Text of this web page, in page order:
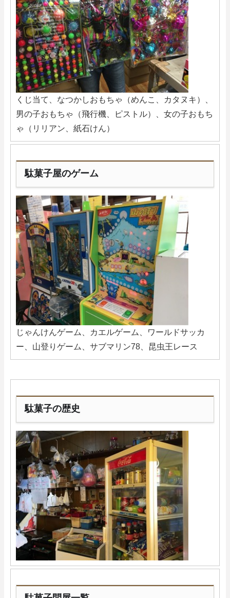
くじ当て、なつかしおもちゃ（めんこ、カタヌキ）、
男の子おもちゃ（飛行機、ピストル）、女の子おもち
ゃ（リリアン、紙石けん）
駄菓子屋のゲーム
じゃんけんゲーム、カエルゲーム、ワールドサッカ
ー、山登りゲーム、サブマリン78、昆虫王レース
駄菓子の歴史